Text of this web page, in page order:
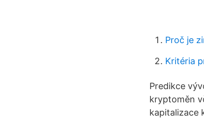
Proč je
Kritéria
Predikce
kryptoměn
kapitalizace